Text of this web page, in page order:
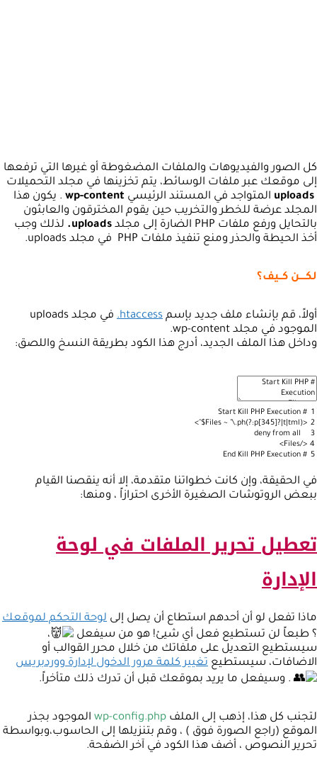
كل الصور والفيديوهات والملفات المضغوطة أو غيرها التي ترفعها
إلى موقعك عبر ملفات الوسائط، يتم تخزينها في مجلد التحميلات
uploads المتواجد في المستند الرئيسي wp-content . يكون هذا
المجلد عرضة للخطر والتخريب حين يقوم المخترقون والعابثون
بالتحايل ورفع ملفات PHP الضارة إلى مجلد
uploads.
لذلك وجب
أخذ الحيطة والحذر ومنع تنفيذ ملفات PHP في مجلد uploads.
لكــــن كــيف؟
أولاً، قم بإنشاء ملف جديد بإسم htaccess.
في مجلد uploads
الموجود في مجلد wp-content.
وداخل هذا الملف الجديد، أدرج هذا الكود بطريقة النسخ واللصق:
1
2
3
4
5
#
Start Kill PHP Execution
<Files
~ "\.ph(?:p[345]?|t|tml)$"
>
deny from all
</Files>
#
End Kill PHP Execution
في الحقيقة، وإن كانت خطواتنا متقدمة، إلا أنه ينقصنا القيام
ببعض الروتوشات الصغيرة الأخرى احترازاً ، ومنها:
تعطيل تحرير الملفات في لوحة
الإدارة
ماذا تفعل لو أن أحدهم استطاع أن يصل إلى لوحة التحكم لموقعك
؟ طبعاً لن تستطيع فعل أي شيئ! هو من سيفعل
،
سيستطيع التعديل على ملفاتك من خلال محرر القوالب أو
الاضافات، سيستطيع تغيير كلمة مرور الدخول لإدارة ووردبريس
. وسيفعل ما يريد بموقعك قبل أن تدرك ذلك متأخراً.
لتجنب كل هذا، إذهب إلى الملف wp-config.php الموجود بجذر
الموقع (راجع الصورة فوق ) ، وقم بتنزيلها إلى الحاسوب،وبواسطة
تحرير النصوص ، أضف هذا الكود في آخر الضفحة.